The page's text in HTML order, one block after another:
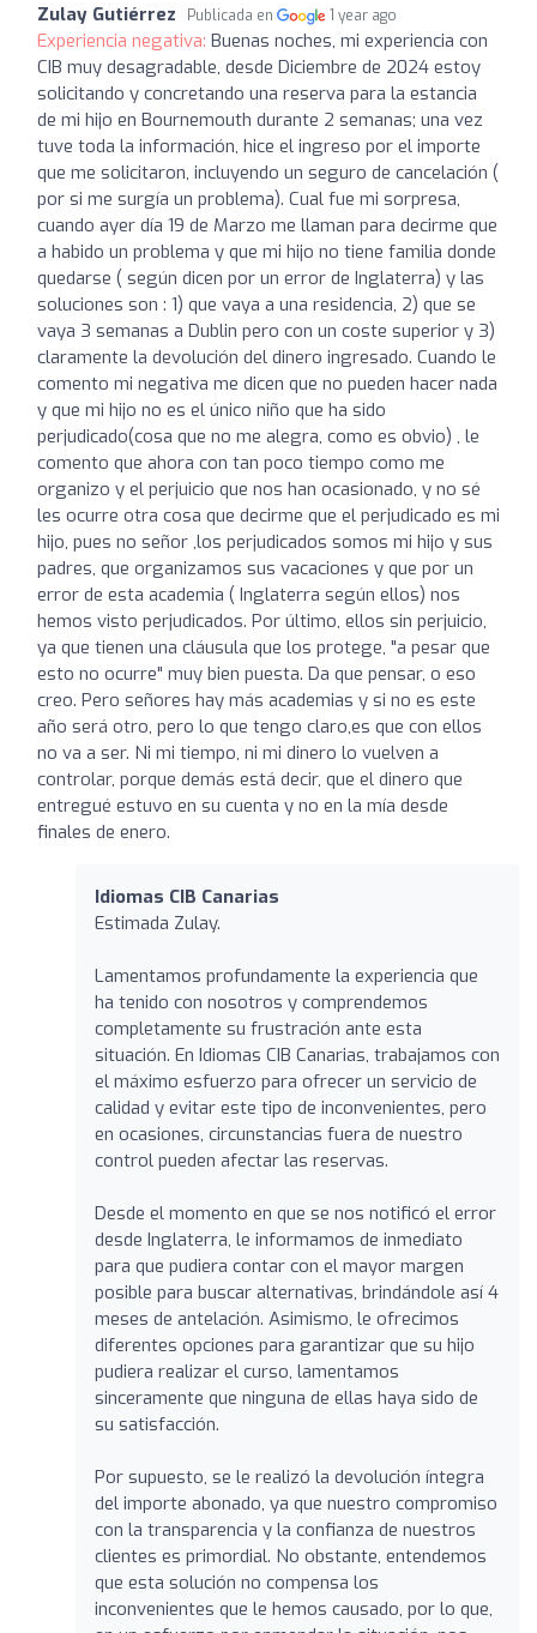
Zulay Gutiérrez Publicada en 1 year ago
Experiencia negativa: Buenas noches, mi experiencia con
CIB muy desagradable, desde Diciembre de 2024 estoy
solicitando y concretando una reserva para la estancia
de mi hijo en Bournemouth durante 2 semanas; una vez
tuve toda la información, hice el ingreso por el importe
que me solicitaron, incluyendo un seguro de cancelación (
por si me surgía un problema). Cual fue mi sorpresa,
cuando ayer día 19 de Marzo me llaman para decirme que
a habido un problema y que mi hijo no tiene familia donde
quedarse ( según dicen por un error de Inglaterra) y las
soluciones son : 1) que vaya a una residencia, 2) que se
vaya 3 semanas a Dublin pero con un coste superior y 3)
claramente la devolución del dinero ingresado. Cuando le
comento mi negativa me dicen que no pueden hacer nada
y que mi hijo no es el único niño que ha sido
perjudicado(cosa que no me alegra, como es obvio) , le
comento que ahora con tan poco tiempo como me
organizo y el perjuicio que nos han ocasionado, y no sé
les ocurre otra cosa que decirme que el perjudicado es mi
hijo, pues no señor ,los perjudicados somos mi hijo y sus
padres, que organizamos sus vacaciones y que por un
error de esta academia ( Inglaterra según ellos) nos
hemos visto perjudicados. Por último, ellos sin perjuicio,
ya que tienen una cláusula que los protege, "a pesar que
esto no ocurre" muy bien puesta. Da que pensar, o eso
creo. Pero señores hay más academias y si no es este
año será otro, pero lo que tengo claro,es que con ellos
no va a ser. Ni mi tiempo, ni mi dinero lo vuelven a
controlar, porque demás está decir, que el dinero que
entregué estuvo en su cuenta y no en la mía desde
finales de enero.
Idiomas CIB Canarias
Estimada Zulay.
Lamentamos profundamente la experiencia que
ha tenido con nosotros y comprendemos
completamente su frustración ante esta
situación. En Idiomas CIB Canarias, trabajamos con
el máximo esfuerzo para ofrecer un servicio de
calidad y evitar este tipo de inconvenientes, pero
en ocasiones, circunstancias fuera de nuestro
control pueden afectar las reservas.
Desde el momento en que se nos notificó el error
desde Inglaterra, le informamos de inmediato
para que pudiera contar con el mayor margen
posible para buscar alternativas, brindándole así 4
meses de antelación. Asimismo, le ofrecimos
diferentes opciones para garantizar que su hijo
pudiera realizar el curso, lamentamos
sinceramente que ninguna de ellas haya sido de
su satisfacción.
Por supuesto, se le realizó la devolución íntegra
del importe abonado, ya que nuestro compromiso
con la transparencia y la confianza de nuestros
clientes es primordial. No obstante, entendemos
que esta solución no compensa los
inconvenientes que le hemos causado, por lo que,